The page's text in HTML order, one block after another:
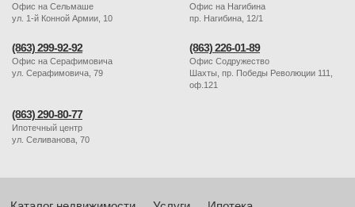
Офис на Сельмаше
ул. 1-й Конной Армии, 10
Офис на Нагибина
пр. Нагибина, 12/1
(863) 299-92-92
Офис на Серафимовича
ул. Серафимовича, 79
(863) 226-01-89
Офис Содружество
Шахты, пр. Победы Революции 111,
оф.121
(863) 290-80-77
Ипотечный центр
ул. Селиванова, 70